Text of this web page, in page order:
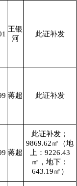
王银
河
此证补发
蒋超 此证补发
蒋超
此证补发；
9869.62㎡（地
上：9226.43
㎡，地下：
643.19㎡）